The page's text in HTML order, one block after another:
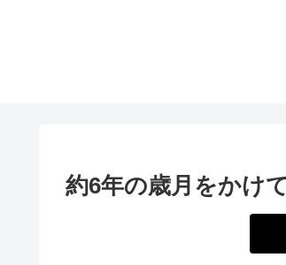
約6年の歳月をかけ